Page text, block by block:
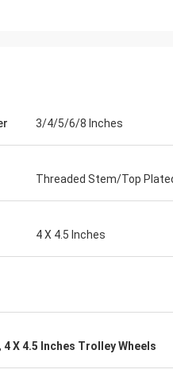
3/4/5/6/8 Inches
Threaded Stem/Top
4 X 4.5 Inches
, 4 X 4.5 Inches Trolley Wheels